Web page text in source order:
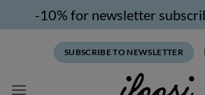
-10% for newsletter
SUBSCRIBE TO NEWSLETTER